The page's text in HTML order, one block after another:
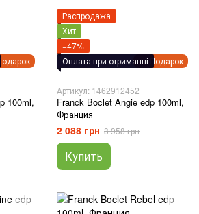
Подарок
100ml,
Подарок
Распродажа
Хит
−47%
Оплата при отриманні
Артикул: 1462912452
Franck Boclet Angie edp 100ml,
Франция
2 088 грн 3 958 грн
Купить